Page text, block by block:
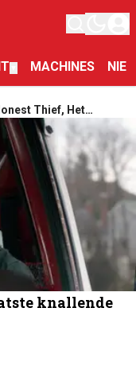
MACHINES
Thief, Het
Kunstje Van
knallende